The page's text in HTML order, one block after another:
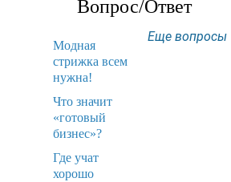
Вопрос/Ответ
Еще вопросы
Модная
стрижка всем
нужна!
​Что значит
«готовый
бизнес»?
​Где учат
хорошо